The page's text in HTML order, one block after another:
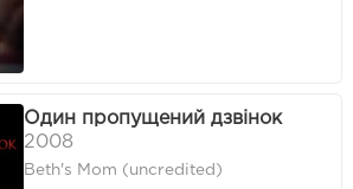
Один пропущений дзвінок
2008
Beth's Mom (uncredited)